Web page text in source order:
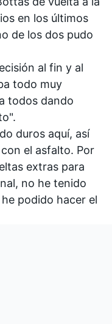
en los últimos
de los dos pudo
al fin y al
todo muy
todos dando
duros aquí, así
el asfalto. Por
extras para
no he tenido
podido hacer el